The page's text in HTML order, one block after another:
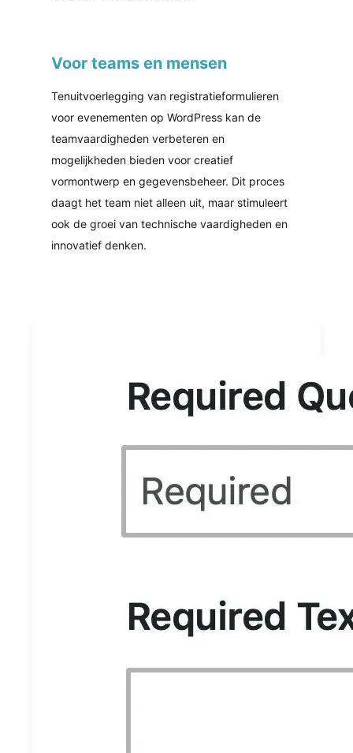
Voor teams en mensen
Tenuitvoerlegging van registratieformulieren
voor evenementen op WordPress kan de
teamvaardigheden verbeteren en
mogelijkheden bieden voor creatief
vormontwerp en gegevensbeheer. Dit proces
daagt het team niet alleen uit, maar stimuleert
ook de groei van technische vaardigheden en
innovatief denken.